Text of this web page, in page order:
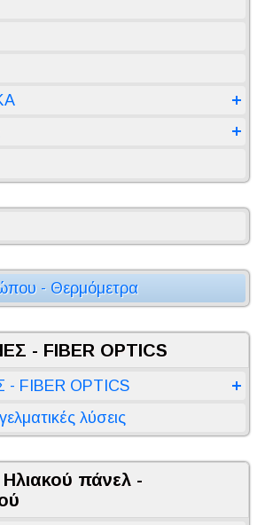
- Θερμόμετρα
- FIBER OPTICS
- FIBER OPTICS
λύσεις
πάνελ -